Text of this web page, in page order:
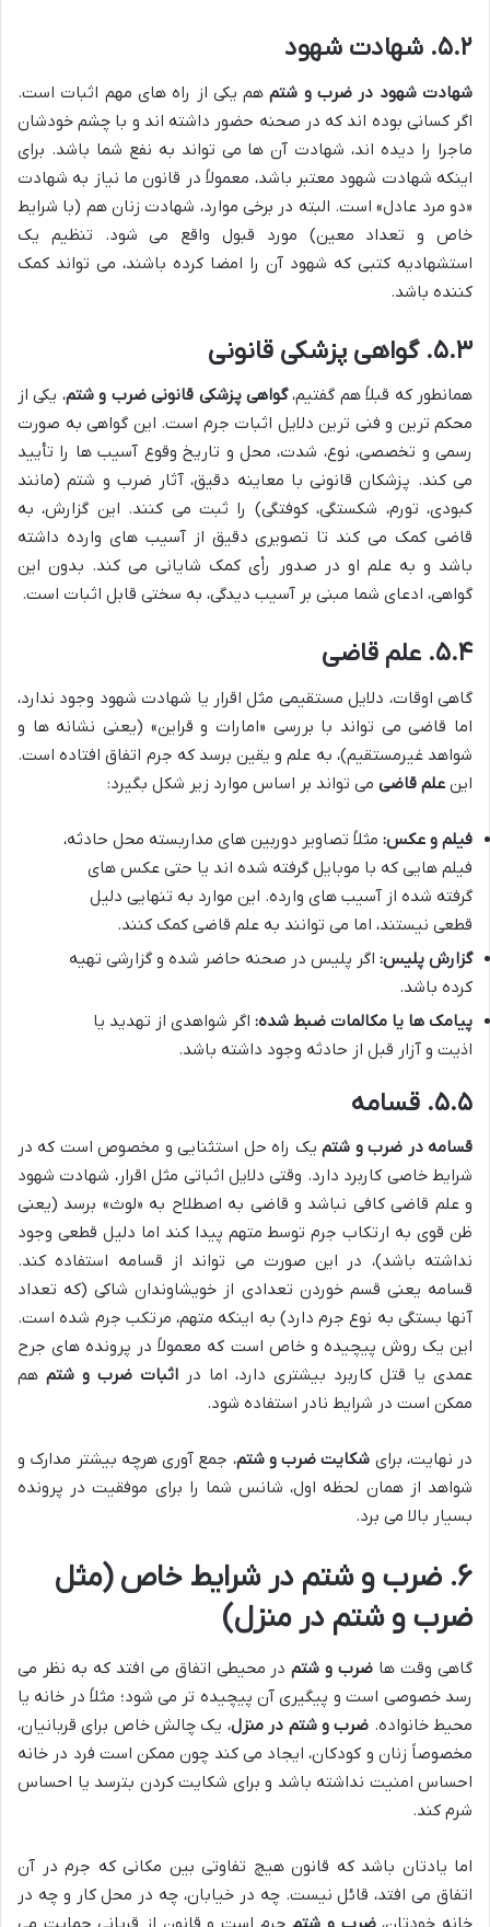
۵.۲. شهادت شهود
شهادت شهود در ضرب و شتمهم یکی از راه های مهم اثبات است.
اگر کسانی بوده اند که در صحنه حضور داشته اند و با چشم خودشان
ماجرا را دیده اند، شهادت آن ها می تواند به نفع شما باشد. برای
اینکه شهادت شهود معتبر باشد، معمولاً در قانون ما نیاز به شهادت
«دو مرد عادل» است. البته در برخی موارد، شهادت زنان هم (با شرایط
خاص و تعداد معین) مورد قبول واقع می شود. تنظیم یک
استشهادیه کتبی که شهود آن را امضا کرده باشند، می تواند کمک
کننده باشد.
۵.۳. گواهی پزشکی قانونی
همانطور که قبلاً هم گفتیم،گواهی پزشکی قانونی ضرب و شتم، یکی از
محکم ترین و فنی ترین دلایل اثبات جرم است. این گواهی به صورت
رسمی و تخصصی، نوع، شدت، محل و تاریخ وقوع آسیب ها را تأیید
می کند. پزشکان قانونی با معاینه دقیق، آثار ضرب و شتم (مانند
کبودی، تورم، شکستگی، کوفتگی) را ثبت می کنند. این گزارش، به
قاضی کمک می کند تا تصویری دقیق از آسیب های وارده داشته
باشد و به علم او در صدور رأی کمک شایانی می کند. بدون این
گواهی، ادعای شما مبنی بر آسیب دیدگی، به سختی قابل اثبات است.
۵.۴. علم قاضی
گاهی اوقات، دلایل مستقیمی مثل اقرار یا شهادت شهود وجود ندارد،
اما قاضی می تواند با بررسی «امارات و قراین» (یعنی نشانه ها و
شواهد غیرمستقیم)، به علم و یقین برسد که جرم اتفاق افتاده است.
این علم قاضی می تواند بر اساس موارد زیر شکل بگیرد:
فیلم و عکس: مثلاً تصاویر دوربین های مداربسته محل حادثه،
فیلم هایی که با موبایل گرفته شده اند یا حتی عکس های
گرفته شده از آسیب های وارده. این موارد به تنهایی دلیل
قطعی نیستند، اما می توانند به علم قاضی کمک کنند.
گزارش پلیس: اگر پلیس در صحنه حاضر شده و گزارشی تهیه
کرده باشد.
پیامک ها یا مکالمات ضبط شده: اگر شواهدی از تهدید یا
اذیت و آزار قبل از حادثه وجود داشته باشد.
۵.۵. قسامه
قسامه در ضرب و شتمیک راه حل استثنایی و مخصوص است که در
شرایط خاصی کاربرد دارد. وقتی دلایل اثباتی مثل اقرار، شهادت شهود
و علم قاضی کافی نباشد و قاضی به اصطلاح به «لوث» برسد (یعنی
ظن قوی به ارتکاب جرم توسط متهم پیدا کند اما دلیل قطعی وجود
نداشته باشد)، در این صورت می تواند از قسامه استفاده کند.
قسامه یعنی قسم خوردن تعدادی از خویشاوندان شاکی (که تعداد
آنها بستگی به نوع جرم دارد) به اینکه متهم، مرتکب جرم شده است.
این یک روش پیچیده و خاص است که معمولاً در پرونده های جرح
عمدی یا قتل کاربرد بیشتری دارد، اما در اثبات ضرب و شتم هم
ممکن است در شرایط نادر استفاده شود.
در نهایت، برای شکایت ضرب و شتم، جمع آوری هرچه بیشتر مدارک و
شواهد از همان لحظه اول، شانس شما را برای موفقیت در پرونده
بسیار بالا می برد.
۶. ضرب و شتم در شرایط خاص (مثل
ضرب و شتم در منزل)
گاهی وقت ها ضرب و شتمدر محیطی اتفاق می افتد که به نظر می
رسد خصوصی است و پیگیری آن پیچیده تر می شود؛ مثلاً در خانه یا
محیط خانواده. ضرب و شتم در منزل، یک چالش خاص برای قربانیان،
مخصوصاً زنان و کودکان، ایجاد می کند چون ممکن است فرد در خانه
احساس امنیت نداشته باشد و برای شکایت کردن بترسد یا احساس
شرم کند.
اما یادتان باشد که قانون هیچ تفاوتی بین مکانی که جرم در آن
اتفاق می افتد، قائل نیست. چه در خیابان، چه در محل کار و چه در